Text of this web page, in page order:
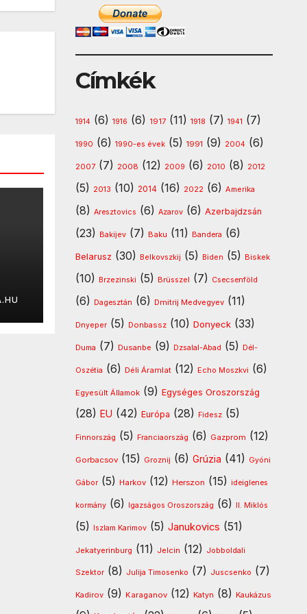
Címkék
1914 (6) 1916 (6) 1917(11) 1918 (7) 1941 (7)
1990 (6) 1990-es évek(5) 1991 (9) 2004 (6)
2007(7) 2008 (12) 2009 (6) 2010 (8) 2012
(5) 2013 (10) 2014 (16) 2022(6) Amerika
(8) Aresztovics (6) Azarov(6) Azerbajdzsán
(23) Bakijev(7) Baku (11) Bandera (6)
Belarusz (30) Belkovszkij (5) Biden (5) Biskek
(10) Brzezinski (5) Brüsszel (7) Csecsenföld
(6) Dagesztán (6) Dmitrij Medvegyev(11)
Dnyeper(5) Donbassz(10) Donyeck(33)
Duma (7) Dusanbe (9) Dzsalal-Abad (5) Dél-
Oszétia (6) Déli Áramlat(12) Echo Moszkvi (6)
Egyesült Államok(9) Egységes Oroszország
(28) EU (42) Európa (28) Fidesz(5)
Finnország (5) Franciaország (6) Gazprom (12)
Gorbacsov(15) Groznij (6) Grúzia (41) Gyóni
Gábor(5) Harkov(12) Herszon (15) ideiglenes
kormány(6) Igazságos Oroszország (6) II. Miklós
(5) Iszlam Karimov(5) Janukovics (51)
Jekatyerinburg (11) Jelcin (12) Jobboldali
Szektor(8) Julija Timosenko (7) Juscsenko (7)
Kadirov(9) Karaganov(12) Katyn (8) Kaukázus